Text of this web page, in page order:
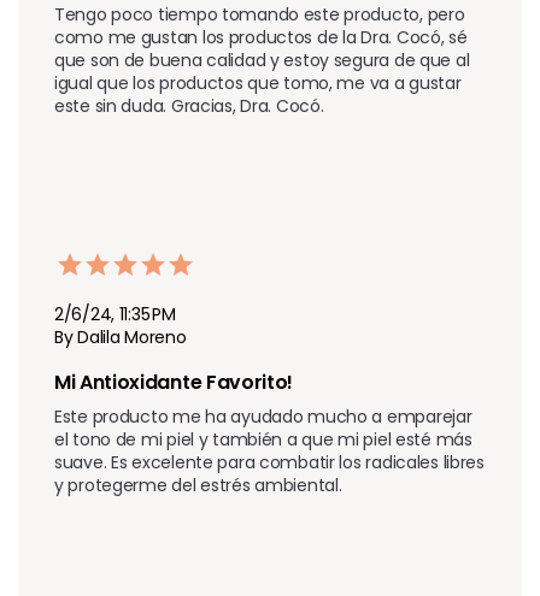
Tengo poco tiempo tomando este producto, pero
como me gustan los productos de la Dra. Cocó, sé
que son de buena calidad y estoy segura de que al
igual que los productos que tomo, me va a gustar
este sin duda. Gracias, Dra. Cocó.
2/6/24, 11:35 PM
By Dalila Moreno
Mi Antioxidante Favorito!
Este producto me ha ayudado mucho a emparejar
el tono de mi piel y también a que mi piel esté más
suave. Es excelente para combatir los radicales libres
y protegerme del estrés ambiental.